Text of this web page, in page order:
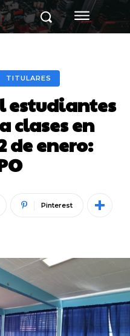
TITULARES
estudiantes
clases en
de enero:
Pinterest